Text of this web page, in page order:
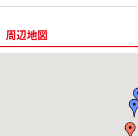
周辺地図